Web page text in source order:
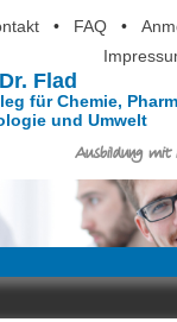
• FAQ •
Flad
für Chemie,
und Umwelt
Ausbildung mit